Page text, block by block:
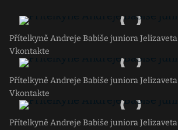
Přítelkyně Andreje Babiše juniora Jelizaveta
Vkontakte
Přítelkyně Andreje Babiše juniora Jelizaveta
Vkontakte
Přítelkyně Andreje Babiše juniora Jelizaveta